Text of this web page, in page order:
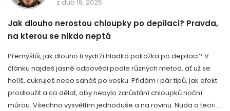
z dub 18, 2025
Jak dlouho nerostou chloupky po depilaci? Pravda,
na kterou se nikdo neptá
Přemýšlíš, jak dlouho ti vydrží hladká pokožka po depilaci? V
článku najdeš jasné odpovědi podle různých metod, ať už se
holíš, cukruješ nebo saháš po vosku. Přidám i pár tipů, jak efekt
prodloužit a co dělat, aby nebylo zarůstání chloupků noční
můrou. Všechno vysvětlím jednoduše a na rovinu. Nuda a teorie